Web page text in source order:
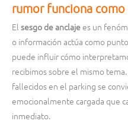
rumor funciona como
El sesgo de anclajees un
o información actúa como
puede influir cómo
recibimos sobre el mismo
fallecidos en el parking se
emocionalmente cargada que
inmediato.